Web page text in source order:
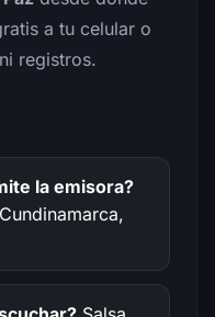
a tu celular o
registros.
la emisora?